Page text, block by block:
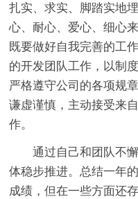
扎实、求实、脚踏实地
心、耐心、爱心、细心
既要做好自我完善的工
的开发团队工作，以制
严格遵守公司的各项规
谦虚谨慎，主动接受来
作。
通过自己和团队不
体稳步推进。总结一年
成绩，但在一些方面还